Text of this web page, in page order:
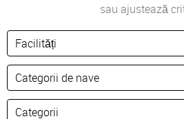
sau ajustează